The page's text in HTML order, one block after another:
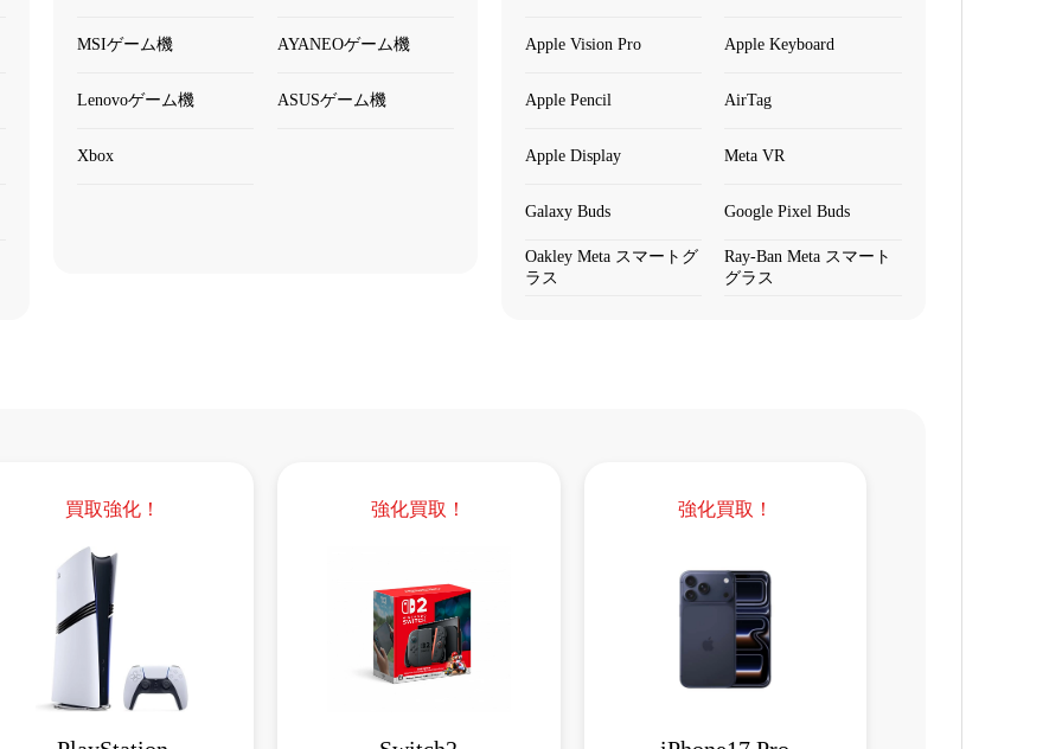
MSIゲーム機 AYANEOゲーム機
Lenovoゲーム機 ASUSゲーム機
Xbox
Apple Vision Pro Apple Keyboard
Apple Pencil AirTag
Apple Display Meta VR
Galaxy Buds Google Pixel Buds
Oakley Meta スマートグ
ラス
Ray-Ban Meta スマート
グラス
買取強化！ 強化買取！ 強化買取！